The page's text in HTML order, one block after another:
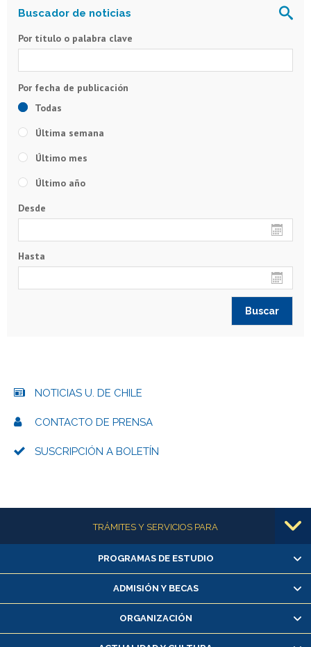
Por título o palabra clave
Todas
Última semana
Último mes
Último año
Desde
Hasta
NOTICIAS U. DE CHILE
CONTACTO DE PRENSA
SUSCRIPCIÓN A BOLETÍN
Más informaciónTRÁMITES Y SERVICIOS PARA
Alumnas/os y exalumnas/os
Matrícula en línea
Inscripción y cambio de asignaturas
Consulta y certificado de notas
PROGRAMAS DE ESTUDIO
ADMISIÓN Y BECAS
ORGANIZACIÓN